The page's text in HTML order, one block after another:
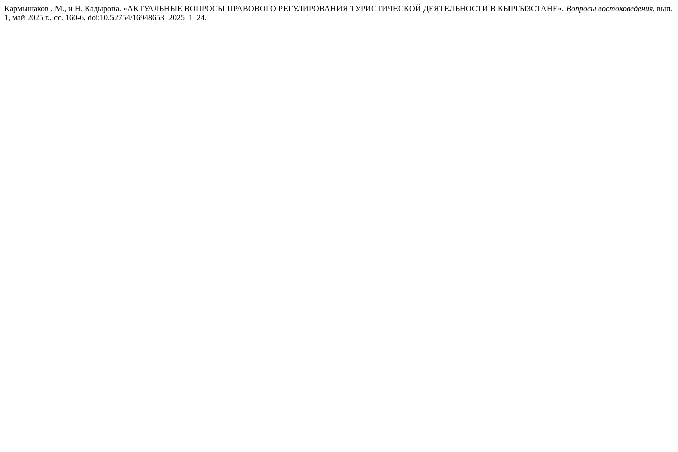
Кармышаков , М., и Н. Кадырова. «АКТУАЛЬНЫЕ ВОПРОСЫ ПРАВОВОГО РЕГУЛИРОВАНИЯ ТУРИСТИЧЕСКОЙ ДЕЯТЕЛЬНОСТИ В КЫРГЫЗСТАНЕ». Вопросы востоковедения, вып.
1, май 2025 г., сс. 160-6, doi:10.52754/16948653_2025_1_24.